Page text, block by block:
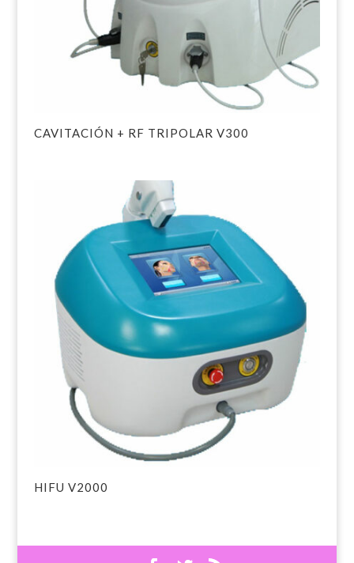
CAVITACIÓN + RF TRIPOLAR V300
HIFU V2000